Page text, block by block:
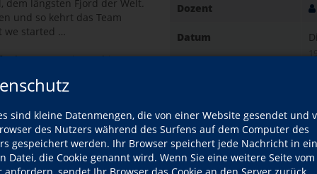
sind kleine Datenmengen, die von einer Website gesendet und
des Nutzers während des Surfens auf dem Computer des
gespeichert werden. Ihr Browser speichert jede Nachricht in
Datei, die Cookie genannt wird. Wenn Sie eine weitere Seite vom
Dozent
Datum
Ort
dem längsten Fjord der Welt.
und so kehrt das Team
we started …
über Generationen hinweg,
von der Erkenntnis, dass
sind. Ein Abend voller
– inspirierend,
philipp